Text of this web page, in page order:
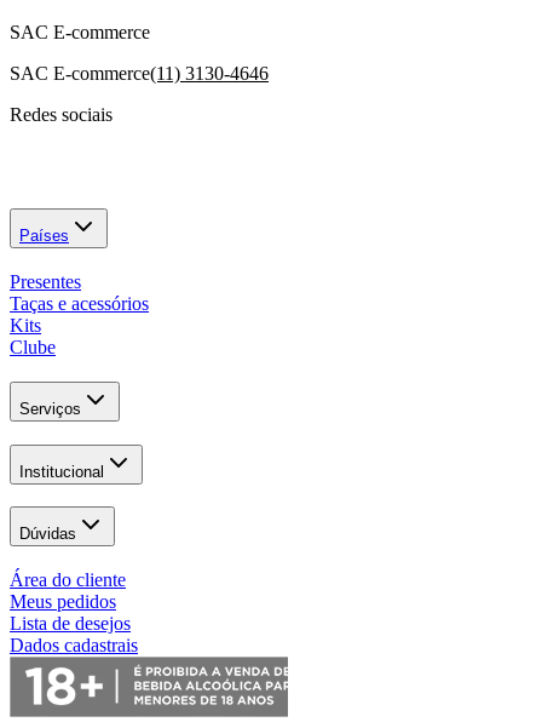
SAC E-commerce
SAC E-commerce(11) 3130-4646
Redes sociais
Países
Presentes
Taças e acessórios
Kits
Clube
Serviços
Institucional
Dúvidas
Área do cliente
Meus pedidos
Lista de desejos
Dados cadastrais